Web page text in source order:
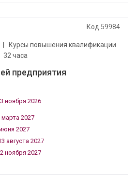
Код 59984
Курсы повышения квалификации
32 часа
предприятия
ноября 2026
марта 2027
2027
августа 2027
ноября 2027